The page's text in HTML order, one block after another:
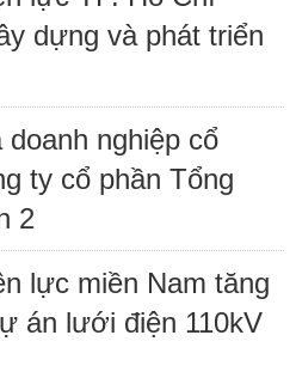
dựng và phát triển
nghiệp cổ
ty cổ phần Tổng
2
lực miền Nam tăng
án lưới điện 110kV